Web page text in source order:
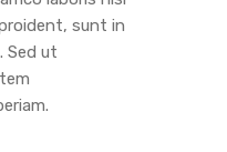
sunt in
Sed ut